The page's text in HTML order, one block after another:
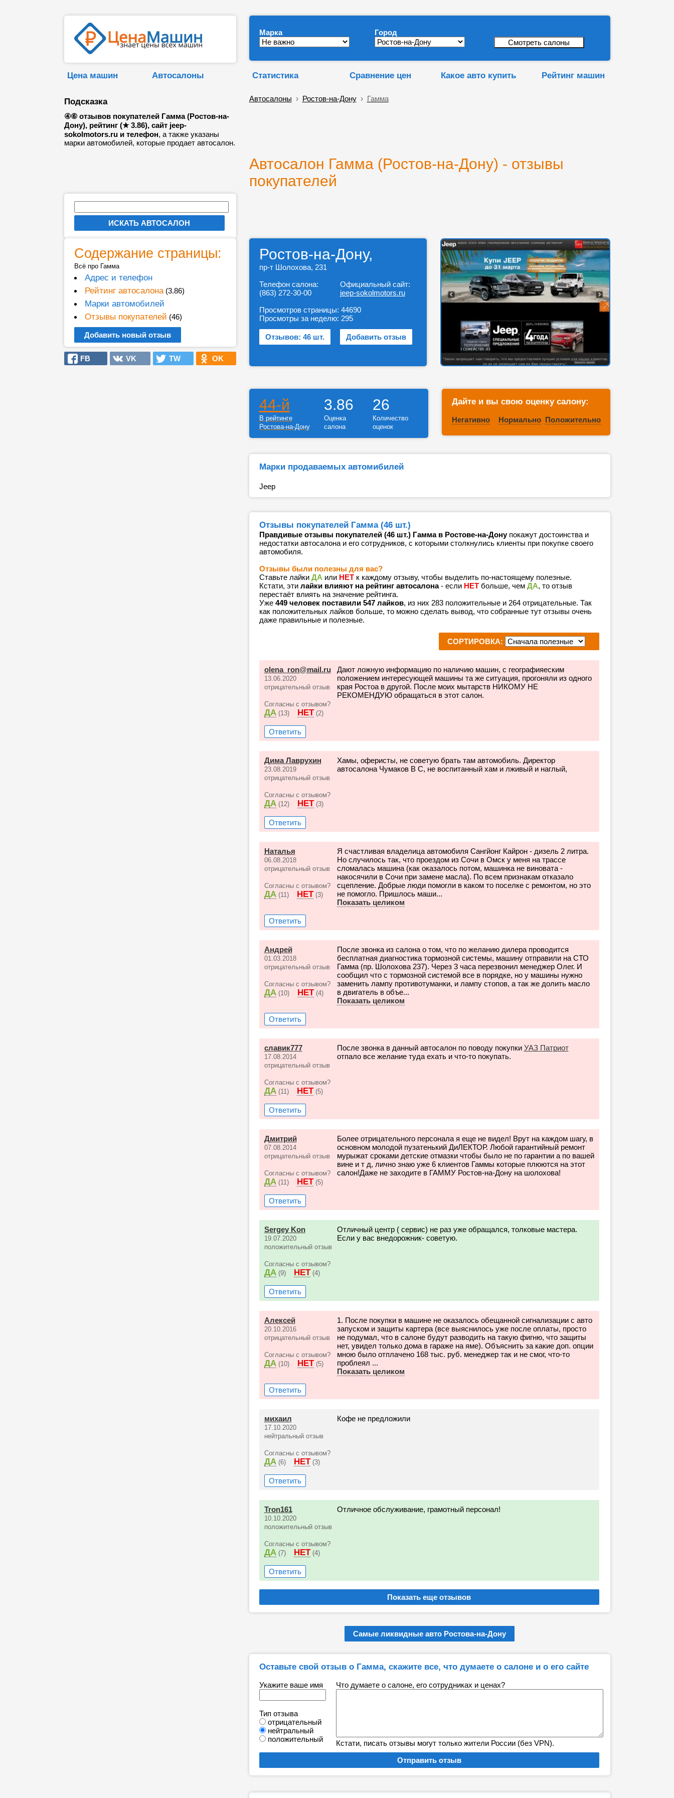
Марка Город
Цена машин Автосалоны Статистика Сравнение цен Какое авто купить Рейтинг машин
Подсказка
④⑥ отзывов покупателей Гамма (Ростов-на-
Дону), рейтинг (★ 3.86), сайт jeep-
sokolmotors.ru и телефон, а также указаны
марки автомобилей, которые продает автосалон.
Автосалоны › Ростов-на-Дону› Гамма
Автосалон Гамма (Ростов-на-Дону) - отзывы
покупателей
Содержание страницы:
Всё про Гамма
Адрес и телефон
Рейтинг автосалона(3.86)
Марки автомобилей
Отзывы покупателей (46)
Добавить новый отзыв
FB VK TW OK
Ростов-на-Дону,
пр-т Шолохова, 231
Телефон салона:
(863) 272-30-00
Официальный сайт:
jeep-sokolmotors.ru
Просмотров страницы:
Просмотры за неделю:
44690
295
Отзывов: 46 шт. Добавить отзыв
44-й
В рейтинге
Ростова-на-Дону
3.86
Оценка
салона
26
Количество
оценок
Дайте и вы свою оценку салону:
Негативно Нормально Положительно
Марки продаваемых автомибилей
Jeep
Отзывы покупателей Гамма (46 шт.)
Правдивые отзывы покупателей (46 шт.) Гамма в Ростове-на-Донупокажут достоинства и
недостатки автосалона и его сотрудников, с которыми столкнулись клиенты при покупке своего
автомобиля.
Отзывы были полезны для вас?
Ставьте лайки ДА или НЕТк каждому отзыву, чтобы выделить по-настоящему полезные.
Кстати, эти лайки влияют на рейтинг автосалона- если НЕТбольше, чем ДА, то отзыв
перестаёт влиять на значение рейтинга.
Уже 449 человек поставили 547 лайков, из них 283 положительные и 264 отрицательные. Так
как положительных лайков больше, то можно сделать вывод, что собранные тут отзывы очень
даже правильные и полезные.
СОРТИРОВКА:
olena_ron@mail.ru
13.06.2020
отрицательный отзыв
Согласны с отзывом?
ДА (13) НЕТ (2)
Дают ложную информацию по наличию машин, с географияеским
положением интересующей машины та же ситуация, прогоняли из одного
края Ростоа в другой. После моих мытарств НИКОМУ НЕ
РЕКОМЕНДУЮ обращаться в этот салон.
Ответить
Дима Лаврухин
23.08.2019
отрицательный отзыв
Согласны с отзывом?
ДА (12) НЕТ (3)
Хамы, оферисты, не советую брать там автомобиль. Директор
автосалона Чумаков В С, не воспитанный хам и лживый и наглый,
Ответить
Наталья
06.08.2018
отрицательный отзыв
Согласны с отзывом?
ДА (11) НЕТ (3)
Я счастливая владелица автомобиля Сангйонг Кайрон - дизель 2 литра.
Но случилось так, что проездом из Сочи в Омск у меня на трассе
сломалась машина (как оказалось потом, машинка не виновата -
накосячили в Сочи при замене масла). По всем признакам отказало
сцепление. Добрые люди помогли в каком то поселке с ремонтом, но это
не помогло. Пришлось маши...
Показать целиком
Ответить
Андрей
01.03.2018
отрицательный отзыв
Согласны с отзывом?
ДА (10) НЕТ (4)
После звонка из салона о том, что по желанию дилера проводится
бесплатная диагностика тормозной системы, машину отправили на СТО
Гамма (пр. Шолохова 237). Через 3 часа перезвонил менеджер Олег. И
сообщил что с тормозной системой все в порядке, но у машины нужно
заменить лампу противотуманки, и лампу стопов, а так же долить масло
в двигатель в объе...
Показать целиком
Ответить
славик777
17.08.2014
отрицательный отзыв
Согласны с отзывом?
ДА (11) НЕТ (5)
После звонка в данный автосалон по поводу покупки УАЗ Патриот
отпало все желание туда ехать и что-то покупать.
Ответить
Дмитрий
07.08.2014
отрицательный отзыв
Согласны с отзывом?
ДА (11) НЕТ (5)
Более отрицательного персонала я еще не видел! Врут на каждом шагу, в
основном молодой пузатенький ДиЛЕКТОР. Любой гарантийный ремонт
мурыжат сроками детские отмазки чтобы было не по гарантии а по вашей
вине и т д, лично знаю уже 6 клиентов Гаммы которые плюются на этот
салон!Даже не заходите в ГАММУ Ростов-на-Дону на шолохова!
Ответить
Sergey Kon
19.07.2020
положительный отзыв
Согласны с отзывом?
ДА (9) НЕТ (4)
Отличный центр ( сервис) не раз уже обращался, толковые мастера.
Если у вас внедорожник- советую.
Ответить
Алексей
20.10.2016
отрицательный отзыв
Согласны с отзывом?
ДА (10) НЕТ (5)
1. После покупки в машине не оказалось обещанной сигнализации с авто
запуском и защиты картера (все выяснилось уже после оплаты, просто
не подумал, что в салоне будут разводить на такую фигню, что защиты
нет, увидел только дома в гараже на яме). Объяснить за какие доп. опции
мною было отплачено 168 тыс. руб. менеджер так и не смог, что-то
проблеял ...
Показать целиком
Ответить
михаил
17.10.2020
нейтральный отзыв
Согласны с отзывом?
ДА (6) НЕТ (3)
Кофе не предложили
Ответить
Tron161
10.10.2020
положительный отзыв
Согласны с отзывом?
ДА (7) НЕТ (4)
Отличное обслуживание, грамотный персонал!
Ответить
Самые ликвидные авто Ростова-на-Дону
Оставьте свой отзыв о Гамма, скажите все, что думаете о салоне и о его сайте
Укажите ваше имя
Тип отзыва
отрицательный
нейтральный
положительный
Что думаете о салоне, его сотрудниках и ценах?
Кстати, писать отзывы могут только жители России (без VPN).